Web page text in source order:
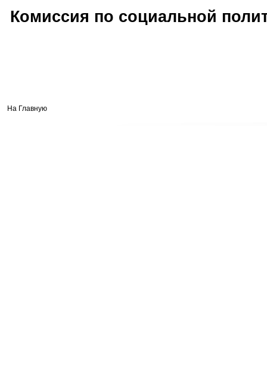
Комиссия по социальной
На Главную